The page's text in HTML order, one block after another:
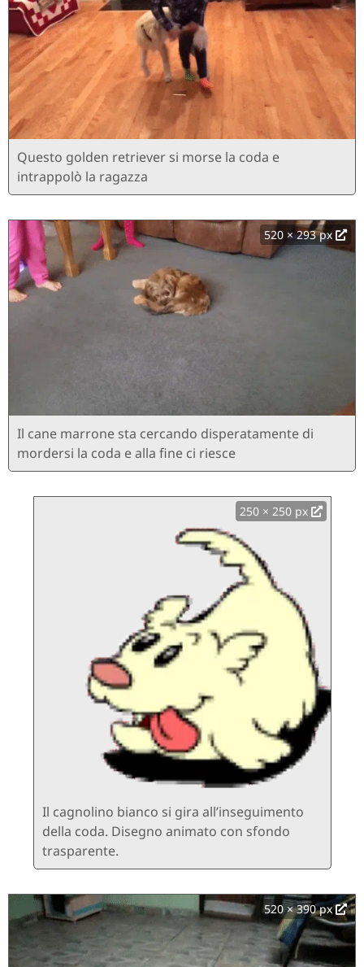
Questo golden retriever si morse la coda e
intrappolò la ragazza
520 × 293 px
Il cane marrone sta cercando disperatamente di
mordersi la coda e alla fine ci riesce
250 × 250 px
Il cagnolino bianco si gira all’inseguimento
della coda. Disegno animato con sfondo
trasparente.
520 × 390 px